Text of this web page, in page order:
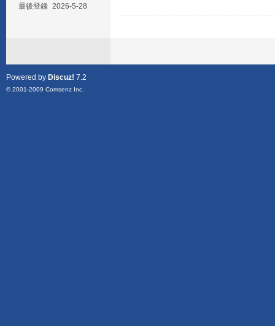
最後登錄 2026-5-28
Powered by Discuz! 7.2
© 2001-2009 Comsenz Inc.